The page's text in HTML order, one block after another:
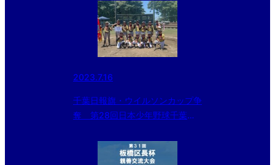
2023.7.16
千葉日報旗・ウイルソンカップ争
奪 第28回日本少年野球千葉大